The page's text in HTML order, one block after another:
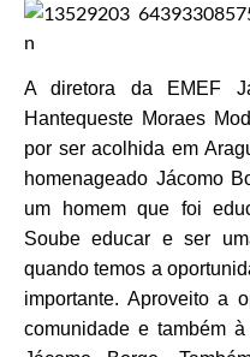
A diretora da EMEF
Hantequeste Moraes
por ser acolhida em
homenageado Jácomo
um homem que foi
Soube educar e ser
quando temos a
importante. Aproveito a
comunidade e também